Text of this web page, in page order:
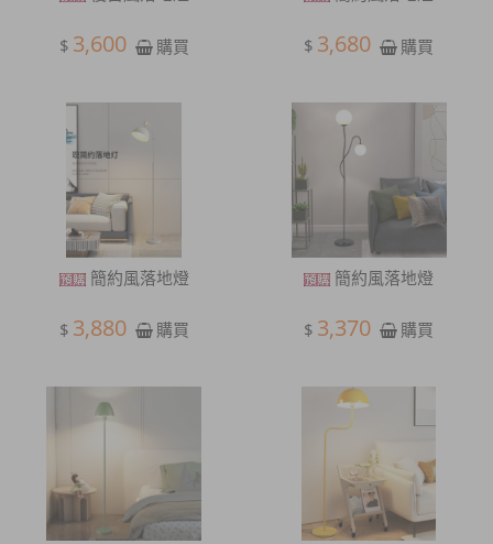
$ 3,600 購買 $ 3,680 購買
簡約風落地燈
$ 3,880 購買
簡約風落地燈
$ 3,370 購買